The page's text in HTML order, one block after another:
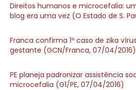
Direitos humanos e microcefalia:
blog era uma vez (O Estado de S.
Franca confirma 1º caso de zika
gestante (GCN/Franca, 07/04/2016)
PE planeja padronizar assistência
microcefalia (G1/PE, 07/04/2016)